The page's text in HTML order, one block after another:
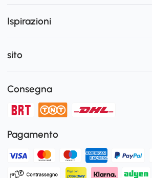
Ispirazioni
sito
Consegna
Pagamento